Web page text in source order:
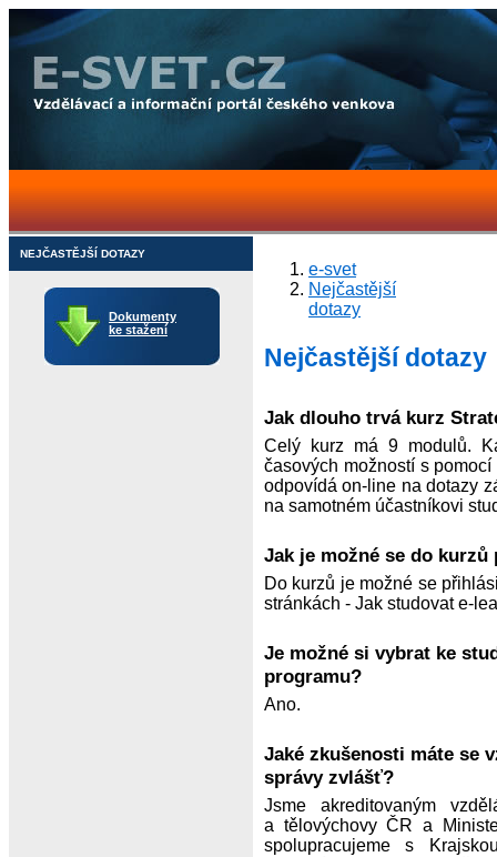
NEJČASTĚJŠÍ DOTAZY
Dokumenty
ke stažení
e-svet
Nejčastější
dotazy
Nejčastější dotazy
Jak dlouho trvá kurz
Celý kurz má 9 modulů.
časových možností s
odpovídá on-line na dotazy
na samotném účastníkovi
Jak je možné se do
Do kurzů je možné se
stránkách - Jak studovat e-
Je možné si vybrat ke
programu?
Ano.
Jaké zkušenosti máte se
správy zvlášť?
Jsme akreditovaným
a tělovýchovy ČR a
spolupracujeme s